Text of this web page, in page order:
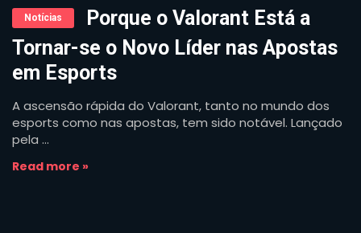
Notícias
Porque o Valorant Está a
Tornar-se o Novo Líder nas Apostas
em Esports
A ascensão rápida do Valorant, tanto no mundo dos
esports como nas apostas, tem sido notável. Lançado
pela ...
Read more »